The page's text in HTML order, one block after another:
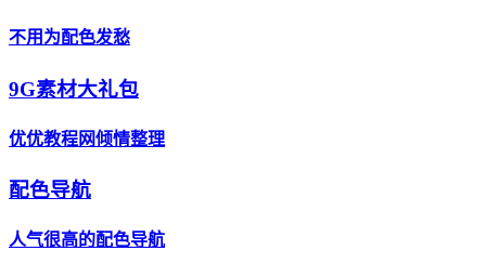
不用为配色发愁
9G素材大礼包
优优教程网倾情整理
配色导航
人气很高的配色导航